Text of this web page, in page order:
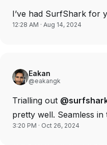
I’ve had SurfShark for
12:28 AM · Aug 14, 2024
Eakan
@eakangk
Trialling out
pretty well. Seamless
3:20 PM · Oct 26, 2024